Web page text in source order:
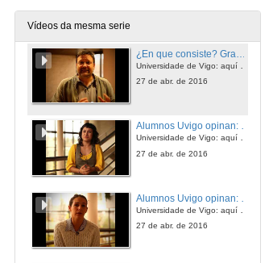
Vídeos da mesma serie
27 de abr. de 2016
Universidade de Vigo: aquí todo é posible
27 de abr. de 2016
Alumnos Uvigo opinan: Grado en Enxeñería Forestal
Universidade de Vigo: aquí todo é posible
27 de abr. de 2016
Universidade de Vigo: aquí todo é posible
27 de abr. de 2016